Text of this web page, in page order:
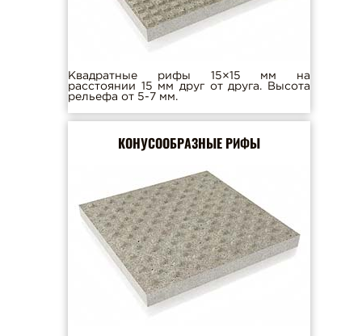
Квадратные рифы 15×15 мм на
расстоянии 15 мм друг от друга. Высота
рельефа от 5-7 мм.
КОНУСООБРАЗНЫЕ РИФЫ